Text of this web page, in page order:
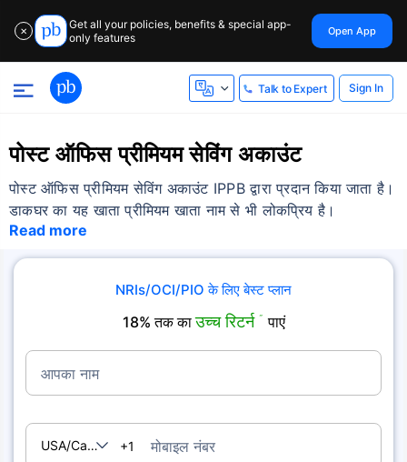
✕
Get all your policies, benefits & special app-
only features
Open App
Talk to Expert Sign In
पोस्ट ऑफिस प्रीमियम सेविंग अकाउंट
पोस्ट ऑफिस प्रीमियम सेविंग अकाउंट IPPB द्वारा प्रदान किया जाता है।
डाकघर का यह खाता प्रीमियम खाता नाम से भी लोकप्रिय है।
Read more
NRIs/OCI/PIO के लिए बेस्ट प्लान
18% तक काउच्च रिटर्न ˜ पाएं
आपका नाम
USA/Canada
+1 मोबाइल नंबर